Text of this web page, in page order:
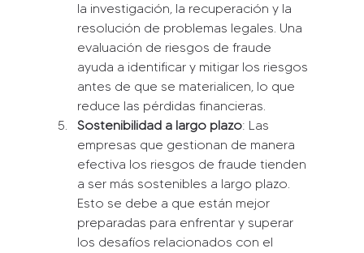
la investigación, la recuperación y la
resolución de problemas legales. Una
evaluación de riesgos de fraude
ayuda a identificar y mitigar los riesgos
antes de que se materialicen, lo que
reduce las pérdidas financieras.
Sostenibilidad a largo plazo: Las
empresas que gestionan de manera
efectiva los riesgos de fraude tienden
a ser más sostenibles a largo plazo.
Esto se debe a que están mejor
preparadas para enfrentar y superar
los desafíos relacionados con el